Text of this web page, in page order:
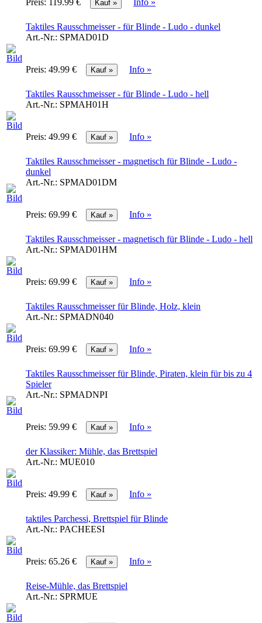
Preis: 119.99 € Info »
Taktiles Rausschmeisser - für Blinde - Ludo - dunkel
Art.-Nr.: SPMAD01D
Preis: 49.99 € Info »
Taktiles Rausschmeisser - für Blinde - Ludo - hell
Art.-Nr.: SPMAH01H
Preis: 49.99 € Info »
Taktiles Rausschmeisser - magnetisch für Blinde - Ludo -
dunkel
Art.-Nr.: SPMAD01DM
Preis: 69.99 € Info »
Taktiles Rausschmeisser - magnetisch für Blinde - Ludo - hell
Art.-Nr.: SPMAD01HM
Preis: 69.99 € Info »
Taktiles Rausschmeisser für Blinde, Holz, klein
Art.-Nr.: SPMADN040
Preis: 69.99 € Info »
Taktiles Rausschmeisser für Blinde, Piraten, klein für bis zu 4
Spieler
Art.-Nr.: SPMADNPI
Preis: 59.99 € Info »
der Klassiker: Mühle, das Brettspiel
Art.-Nr.: MUE010
Preis: 49.99 € Info »
taktiles Parchessi, Brettspiel für Blinde
Art.-Nr.: PACHEESI
Preis: 65.26 € Info »
Reise-Mühle, das Brettspiel
Art.-Nr.: SPRMUE